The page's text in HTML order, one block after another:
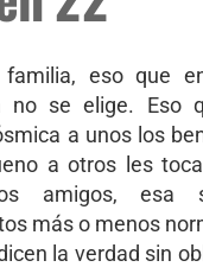
eso que
no se elige. Eso
a unos los
a otros les
amigos, esa
más o menos
la verdad sin